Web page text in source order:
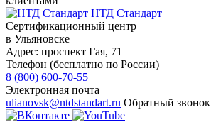
НТД Стандарт
Сертификационный центр
в Ульяновске
Адрес: проспект Гая, 71
Телефон (бесплатно по России)
8 (800) 600-70-55
Электронная почта
ulianovsk@ntdstandart.ru Обратный звонок